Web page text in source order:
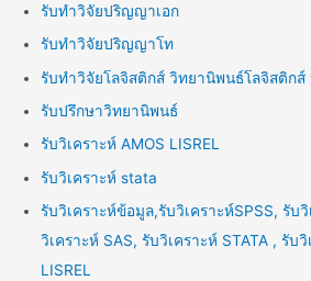
รับทำวิจัยปริญญาเอก
รับทำวิจัยปริญญาโท
รับทำวิจัยโลจิสติกส์ วิทยานิพนธ์โลจิสติกส์
รับปรึกษาวิทยานิพนธ์
รับวิเคราะห์ AMOS LISREL
รับวิเคราะห์ stata
รับวิเคราะห์ข้อมูล,รับวิเคราะห์SPSS, รับวิ
วิเคราะห์ SAS, รับวิเคราะห์ STATA , รับ
LISREL